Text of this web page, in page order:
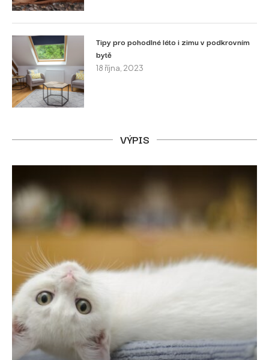
Tipy pro pohodlné léto i zimu v podkrovním
bytě
18 října, 2023
VÝPIS